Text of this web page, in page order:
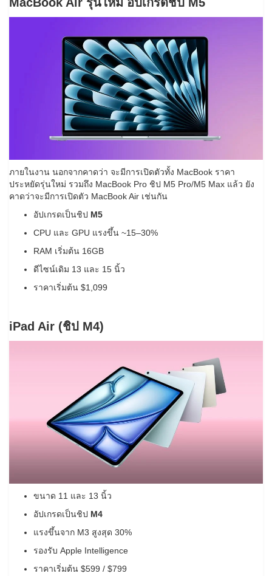
ภายในงาน นอกจากคาดว่า จะมีการเปิดตัวทั้ง MacBook ราคา
ประหยัดรุ่นใหม่ รวมถึง MacBook Pro ชิป M5 Pro/M5 Max แล้ว ยัง
คาดว่าจะมีการเปิดตัว MacBook Air เช่นกัน
อัปเกรดเป็นชิป M5
CPU และ GPU แรงขึ้น ~15–30%
RAM เริ่มต้น 16GB
ดีไซน์เดิม 13 และ 15 นิ้ว
ราคาเริ่มต้น $1,099
iPad Air (ชิป M4)
ขนาด 11 และ 13 นิ้ว
อัปเกรดเป็นชิป M4
แรงขึ้นจาก M3 สูงสุด 30%
รองรับ Apple Intelligence
ราคาเริ่มต้น $599 / $799